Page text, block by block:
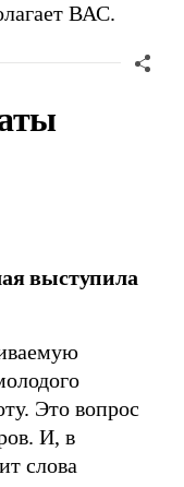
ВАС.
выступила
Это вопрос
И, в
слова